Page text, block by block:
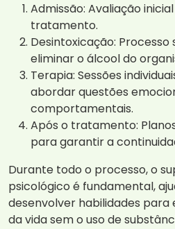
Admissão: Avaliação
tratamento.
Desintoxicação:
eliminar o álcool do
Terapia: Sessões
abordar questões
comportamentais.
Após o tratamento:
para garantir a
Durante todo o processo, o
psicológico é fundamental,
desenvolver habilidades para
da vida sem o uso de